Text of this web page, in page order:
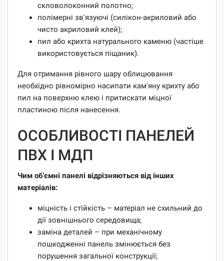
скловолоконний полотно;
полімерні зв'язуючі (силікон-акриловий або
чисто акриловий клей);
пил або крихта натурального каменю (частіше
використовується піщаник).
Для отримання рівного шару облицювання
необхідно рівномірно насипати кам'яну крихту або
пил на поверхню клею і притискати міцної
пластиною після нанесення.
ОСОБЛИВОСТІ ПАНЕЛЕЙ
ПВХ І МДП
Чим об'ємні панелі відрізняються від інших
матеріалів:
міцність і стійкість – матеріал не схильний до
дії зовнішнього середовища;
заміна деталей – при механічному
пошкодженні панель змінюється без
порушення загальної конструкції;